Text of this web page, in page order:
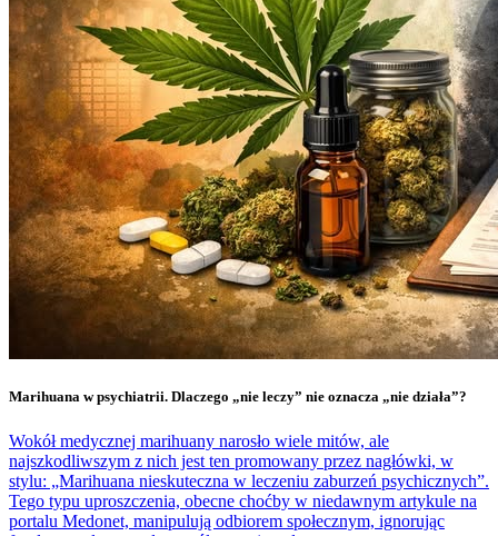
Marihuana w psychiatrii. Dlaczego „nie leczy” nie oznacza „nie działa”?
Wokół medycznej marihuany narosło wiele mitów, ale
najszkodliwszym z nich jest ten promowany przez nagłówki, w
stylu: „Marihuana nieskuteczna w leczeniu zaburzeń psychicznych”.
Tego typu uproszczenia, obecne choćby w niedawnym artykule na
portalu Medonet, manipulują odbiorem społecznym, ignorując